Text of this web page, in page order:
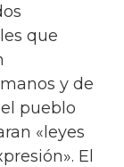
que
y de
pueblo
«leyes
El